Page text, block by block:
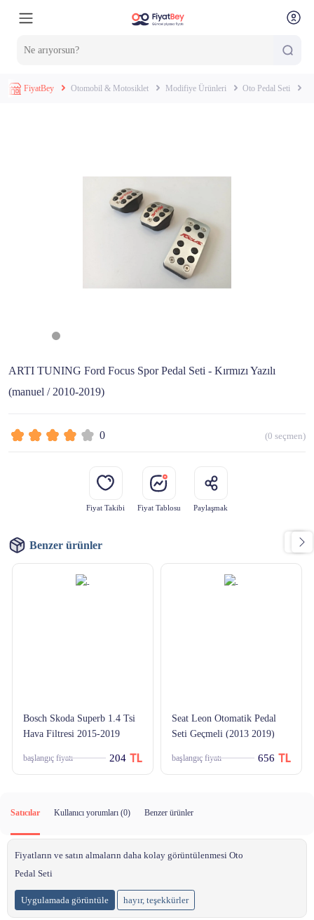
FiyatBey Otomobil & Motosiklet Modifiye Ürünleri Oto Pedal Seti
ARTI TUNING Ford Focus Spor Pedal Seti - Kırmızı Yazılı
(manuel / 2010-2019)
0 (0 seçmen)
Fiyat Takibi Fiyat Tablosu Paylaşmak
Benzer ürünler
Bosch Skoda Superb 1.4 Tsi
Hava Filtresi 2015-2019
başlangıç fiyatı 204
Seat Leon Otomatik Pedal
Seti Geçmeli (2013 2019)
başlangıç fiyatı 656
Satıcılar Kullanıcı yorumları (0) Benzer ürünler
Fiyatların ve satın almaların daha kolay görüntülenmesi Oto
Pedal Seti
Uygulamada görüntüle hayır, teşekkürler